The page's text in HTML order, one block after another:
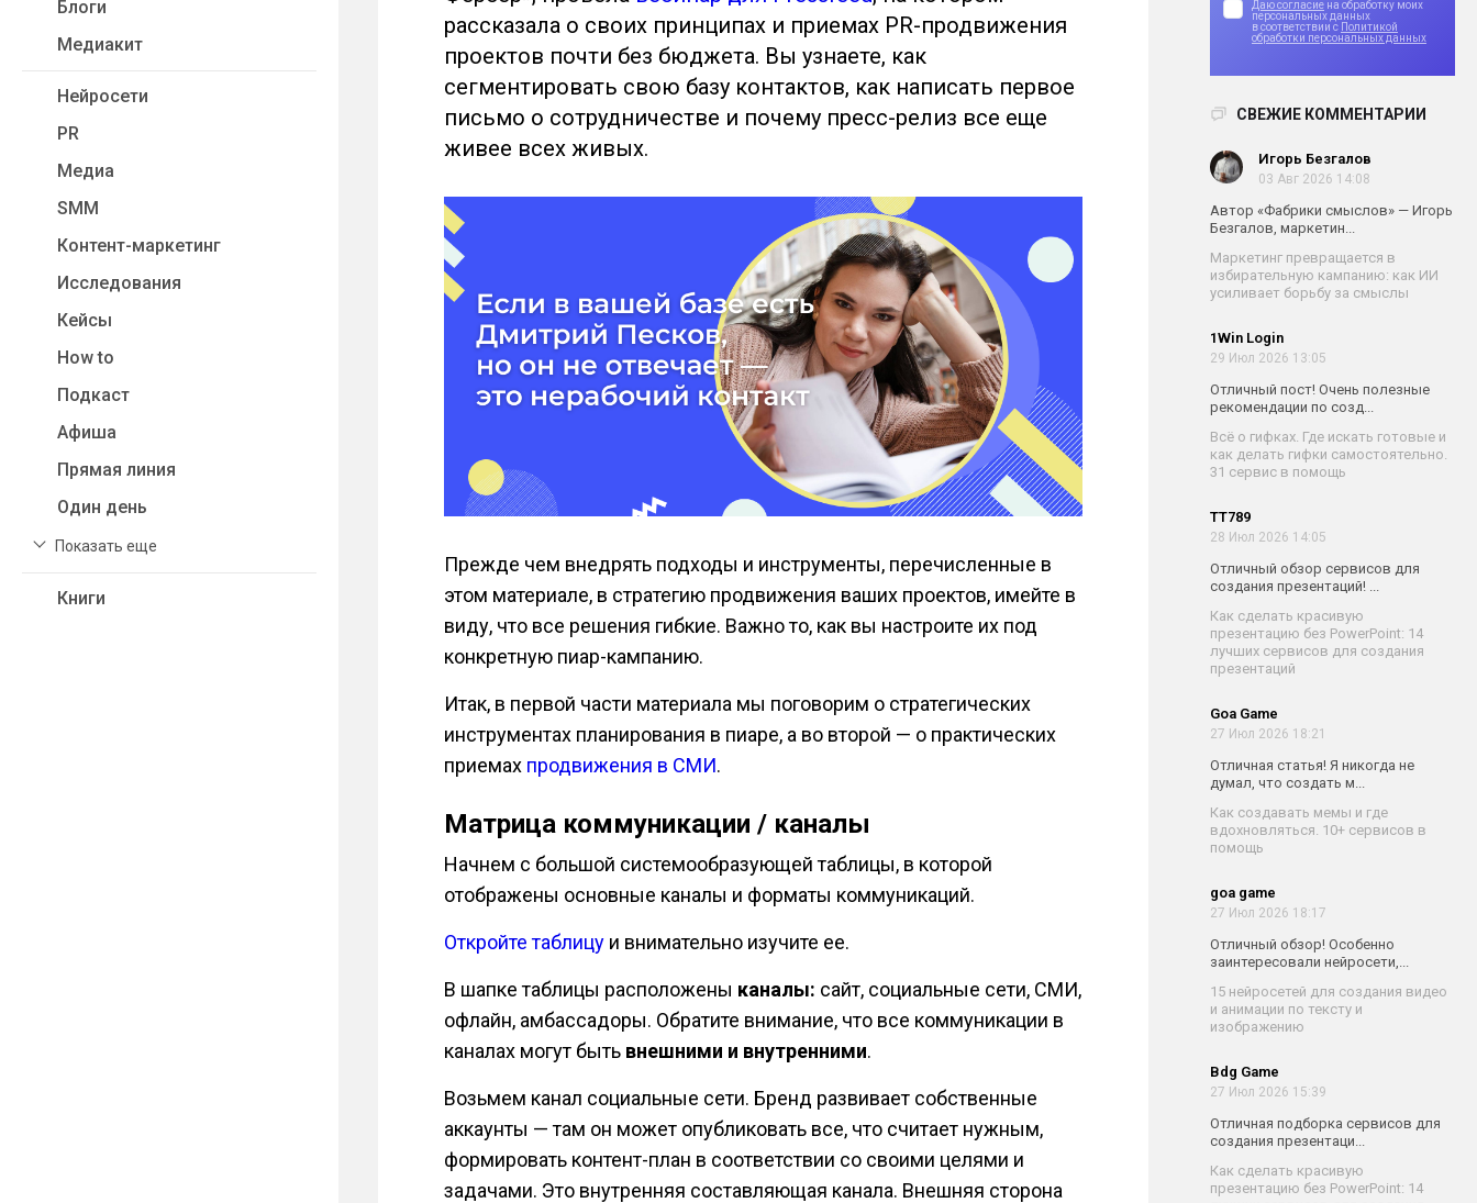
Блоги
Медиакит
Нейросети
PR
Медиа
SMM
Контент-маркетинг
Исследования
Кейсы
How to
Подкаст
Афиша
Прямая линия
Один день
Показать еще
Книги
Даю согласие на обработку моих
персональных данных
в соответствии с Политикой
обработки персональных данных
СВЕЖИЕ КОММЕНТАРИИ
Игорь Безгалов
03 Авг 2026 14:08
Автор «Фабрики смыслов» — Игорь
Безгалов, маркетин...
Маркетинг превращается в
избирательную кампанию: как ИИ
усиливает борьбу за смыслы
1Win Login
29 Июл 2026 13:05
Отличный пост! Очень полезные
рекомендации по созд...
Всё о гифках. Где искать готовые и
как делать гифки самостоятельно.
31 сервис в помощь
TT789
28 Июл 2026 14:05
Отличный обзор сервисов для
создания презентаций! ...
Как сделать красивую
презентацию без PowerPoint: 14
лучших сервисов для создания
презентаций
Goa Game
27 Июл 2026 18:21
Отличная статья! Я никогда не
думал, что создать м...
Как создавать мемы и где
вдохновляться. 10+ сервисов в
помощь
goa game
27 Июл 2026 18:17
Отличный обзор! Особенно
заинтересовали нейросети,...
15 нейросетей для создания видео
и анимации по тексту и
изображению
Bdg Game
27 Июл 2026 15:39
Отличная подборка сервисов для
создания презентаци...
Как сделать красивую
презентацию без PowerPoint: 14
рассказала о своих принципах и приемах PR-продвижения
проектов почти без бюджета. Вы узнаете, как
сегментировать свою базу контактов, как написать первое
письмо о сотрудничестве и почему пресс-релиз все еще
живее всех живых.
Прежде чем внедрять подходы и инструменты, перечисленные в
этом материале, в стратегию продвижения ваших проектов, имейте в
виду, что все решения гибкие. Важно то, как вы настроите их под
конкретную пиар-кампанию.
Итак, в первой части материала мы поговорим о стратегических
инструментах планирования в пиаре, а во второй — о практических
приемах продвижения в СМИ.
Матрица коммуникации / каналы
Начнем с большой системообразующей таблицы, в которой
отображены основные каналы и форматы коммуникаций.
Откройте таблицу и внимательно изучите ее.
В шапке таблицы расположены каналы: сайт, социальные сети, СМИ,
офлайн, амбассадоры. Обратите внимание, что все коммуникации в
каналах могут быть внешними и внутренними.
Возьмем канал социальные сети. Бренд развивает собственные
аккаунты — там он может опубликовать все, что считает нужным,
формировать контент-план в соответствии со своими целями и
задачами. Это внутренняя составляющая канала. Внешняя сторона